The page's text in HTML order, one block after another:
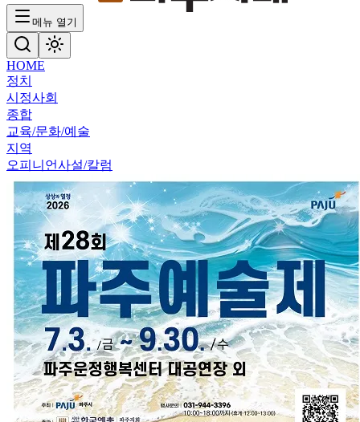
메뉴 열기
HOME
정치
시정사회
종합
교육/문화/예술
지역
오피니언사설/칼럼